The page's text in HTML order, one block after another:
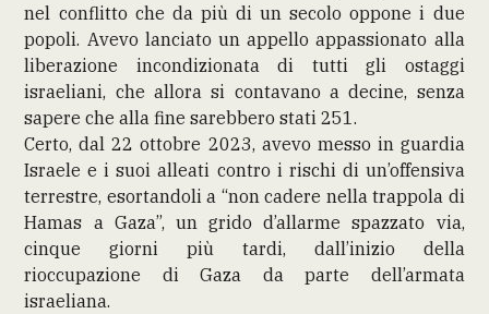
nel conflitto che da più di un secolo oppone i due
popoli. Avevo lanciato un appello appassionato alla
liberazione incondizionata di tutti gli ostaggi
israeliani, che allora si contavano a decine, senza
sapere che alla fine sarebbero stati 251.
Certo, dal 22 ottobre 2023, avevo messo in guardia
Israele e i suoi alleati contro i rischi di un’offensiva
terrestre, esortandoli a “non cadere nella trappola di
Hamas a Gaza”, un grido d’allarme spazzato via,
cinque giorni più tardi, dall’inizio della
rioccupazione di Gaza da parte dell’armata
israeliana.